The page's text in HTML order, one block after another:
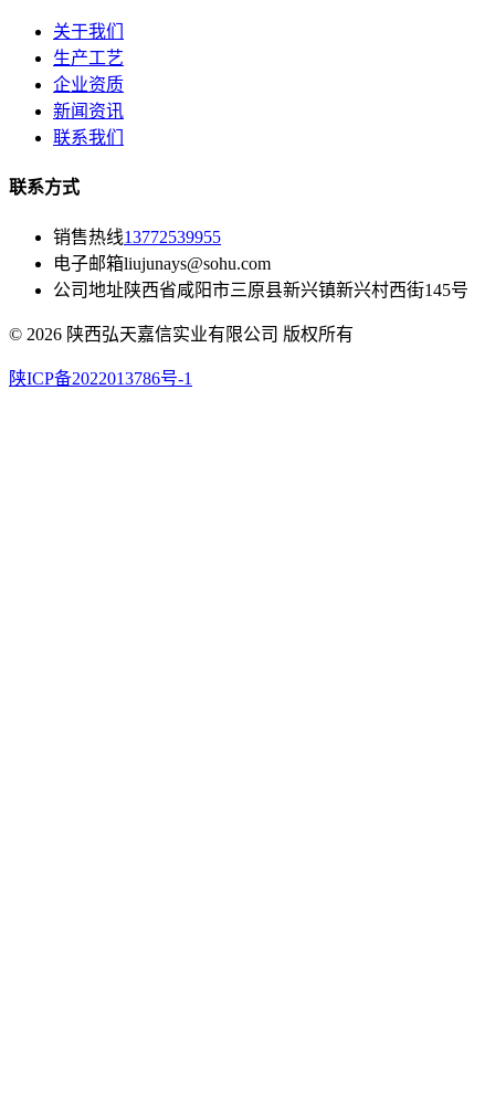
关于我们
生产工艺
企业资质
新闻资讯
联系我们
联系方式
销售热线13772539955
电子邮箱liujunays@sohu.com
公司地址陕西省咸阳市三原县新兴镇新兴村西街145号
© 2026 陕西弘天嘉信实业有限公司 版权所有
陕ICP备2022013786号-1